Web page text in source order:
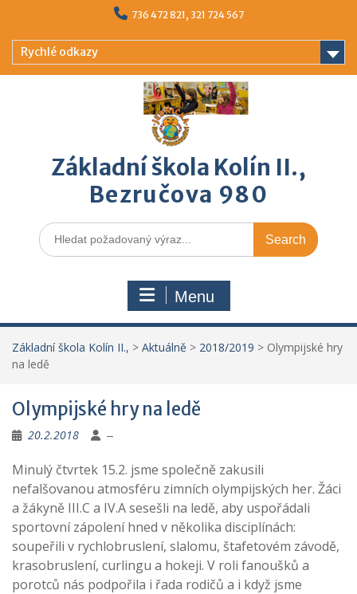
content
736 472 821, 321 724 567
Rychlé odkazy
Základní škola Kolín II.,
Bezručova 980
Search
for:
Menu
Základní škola Kolín II., > Aktuálně > 2018/2019 > Olympijské hry
na ledě
Olympijské hry na ledě
20.2.2018 --
Minulý čtvrtek 15.2. jsme společně zakusili
nefalšovanou atmosféru zimních olympijských her. Žáci
a žákyně III.C a IV.A sesešli na ledě, aby uspořádali
sportovní zápolení hned v několika disciplínách:
soupeřili v rychlobruslení, slalomu, štafetovém závodě,
krasobruslení, curlingu a hokeji. V roli fanoušků a
porotců nás podpořila i řada rodičů a i když jsme